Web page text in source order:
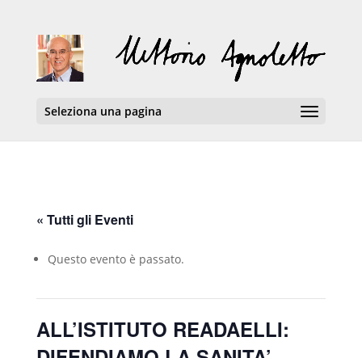
Seleziona una pagina
« Tutti gli Eventi
Questo evento è passato.
ALL’ISTITUTO READAELLI: